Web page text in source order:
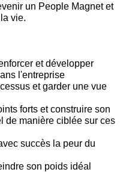
un People Magnet et
vie.
et développer
l'entreprise
et garder une vue
forts et construire son
de manière ciblée sur ces
succès la peur du
son poids idéal